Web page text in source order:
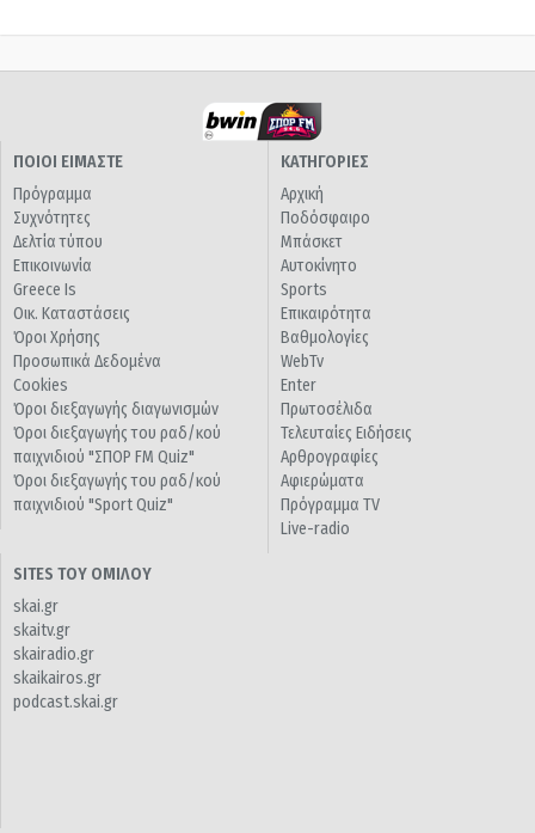
ΠΟΙΟΙ ΕΙΜΑΣΤΕ
Πρόγραμμα
Συχνότητες
Δελτία τύπου
Επικοινωνία
Greece Is
Οικ. Καταστάσεις
Όροι Χρήσης
Προσωπικά Δεδομένα
Cookies
Όροι διεξαγωγής διαγωνισμών
Όροι διεξαγωγής του ραδ/κού
παιχνιδιού "ΣΠΟΡ FM Quiz"
Όροι διεξαγωγής του ραδ/κού
παιχνιδιού "Sport Quiz"
ΚΑΤΗΓΟΡΙΕΣ
Αρχική
Ποδόσφαιρο
Μπάσκετ
Αυτοκίνητο
Sports
Επικαιρότητα
Βαθμολογίες
WebTv
Enter
Πρωτοσέλιδα
Τελευταίες Ειδήσεις
Αρθρογραφίες
Αφιερώματα
Πρόγραμμα TV
Live-radio
SITES ΤΟΥ ΟΜΙΛΟΥ
skai.gr
skaitv.gr
skairadio.gr
skaikairos.gr
podcast.skai.gr